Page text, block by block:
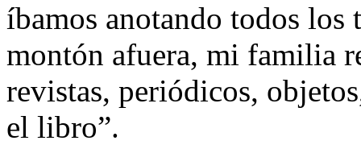
íbamos anotando todos los
montón afuera, mi familia
revistas, periódicos,
el libro”.